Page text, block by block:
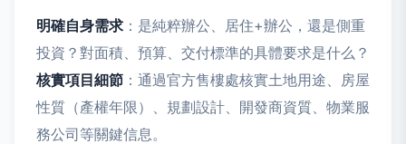
明確自身需求 ：是純粹辦公、居住+辦公，還是側重
投資？對面積、預算、交付標準的具體要求是什么？
核實項目細節 ：通過官方售樓處核實土地用途、房屋
性質（產權年限）、規劃設計、開發商資質、物業服
務公司等關鍵信息。